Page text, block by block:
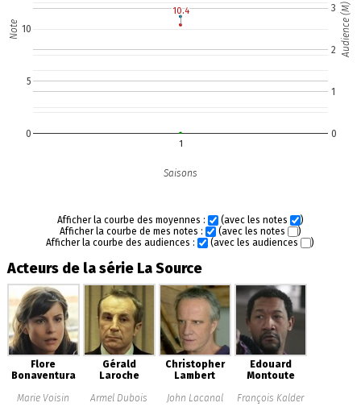
1
0
5
10
0
1
2
3
10.4
10.4
Saisons
Note Audience (M)
Afficher la courbe des moyennes : (avec les notes
)
Afficher la courbe de mes notes :
(avec les notes
)
Afficher la courbe des audiences :
(avec les audiences )
Acteurs de la série La Source
Flore
Bonaventura
Marie Voisin
Gérald
Laroche
Armel Dubois
Christopher
Lambert
John Lacanal
Edouard
Montoute
François Kalder